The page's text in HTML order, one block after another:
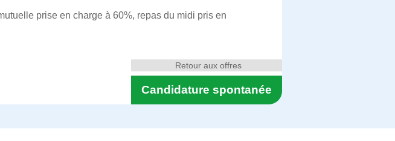
prise en charge à 60%, repas du midi pris en
Candidature spontanée
Retour aux offres